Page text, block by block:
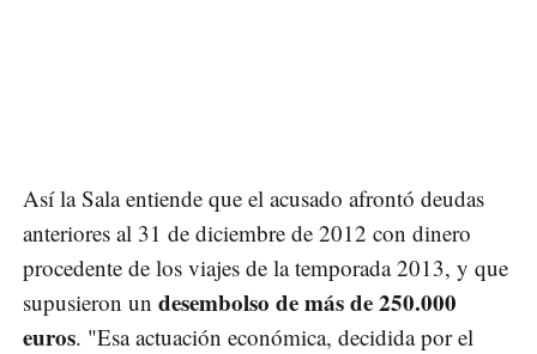
Así la Sala entiende que el acusado afrontó deudas
anteriores al 31 de diciembre de 2012 con dinero
procedente de los viajes de la temporada 2013, y que
supusieron un desembolso de más de 250.000
euros. "Esa actuación económica, decidida por el